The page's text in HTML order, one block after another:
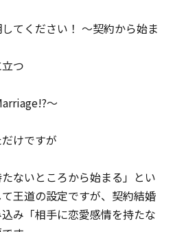
てください！ ～契約から始ま
つ
〜
けですが
ないところから始まる」とい
王道の設定ですが、契約結婚
み「相手に恋愛感情を持たな